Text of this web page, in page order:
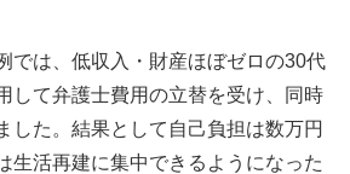
では、低収入・財産ほぼゼロの30代
して弁護士費用の立替を受け、同時
した。結果として自己負担は数万円
生活再建に集中できるようになった